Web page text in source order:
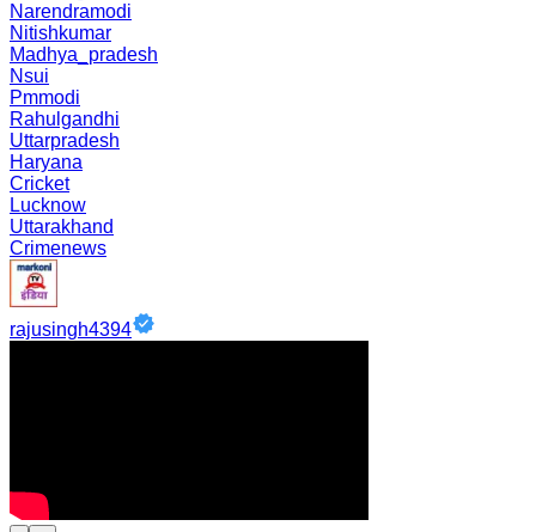
Narendramodi
Nitishkumar
Madhya_pradesh
Nsui
Pmmodi
Rahulgandhi
Uttarpradesh
Haryana
Cricket
Lucknow
Uttarakhand
Crimenews
rajusingh4394